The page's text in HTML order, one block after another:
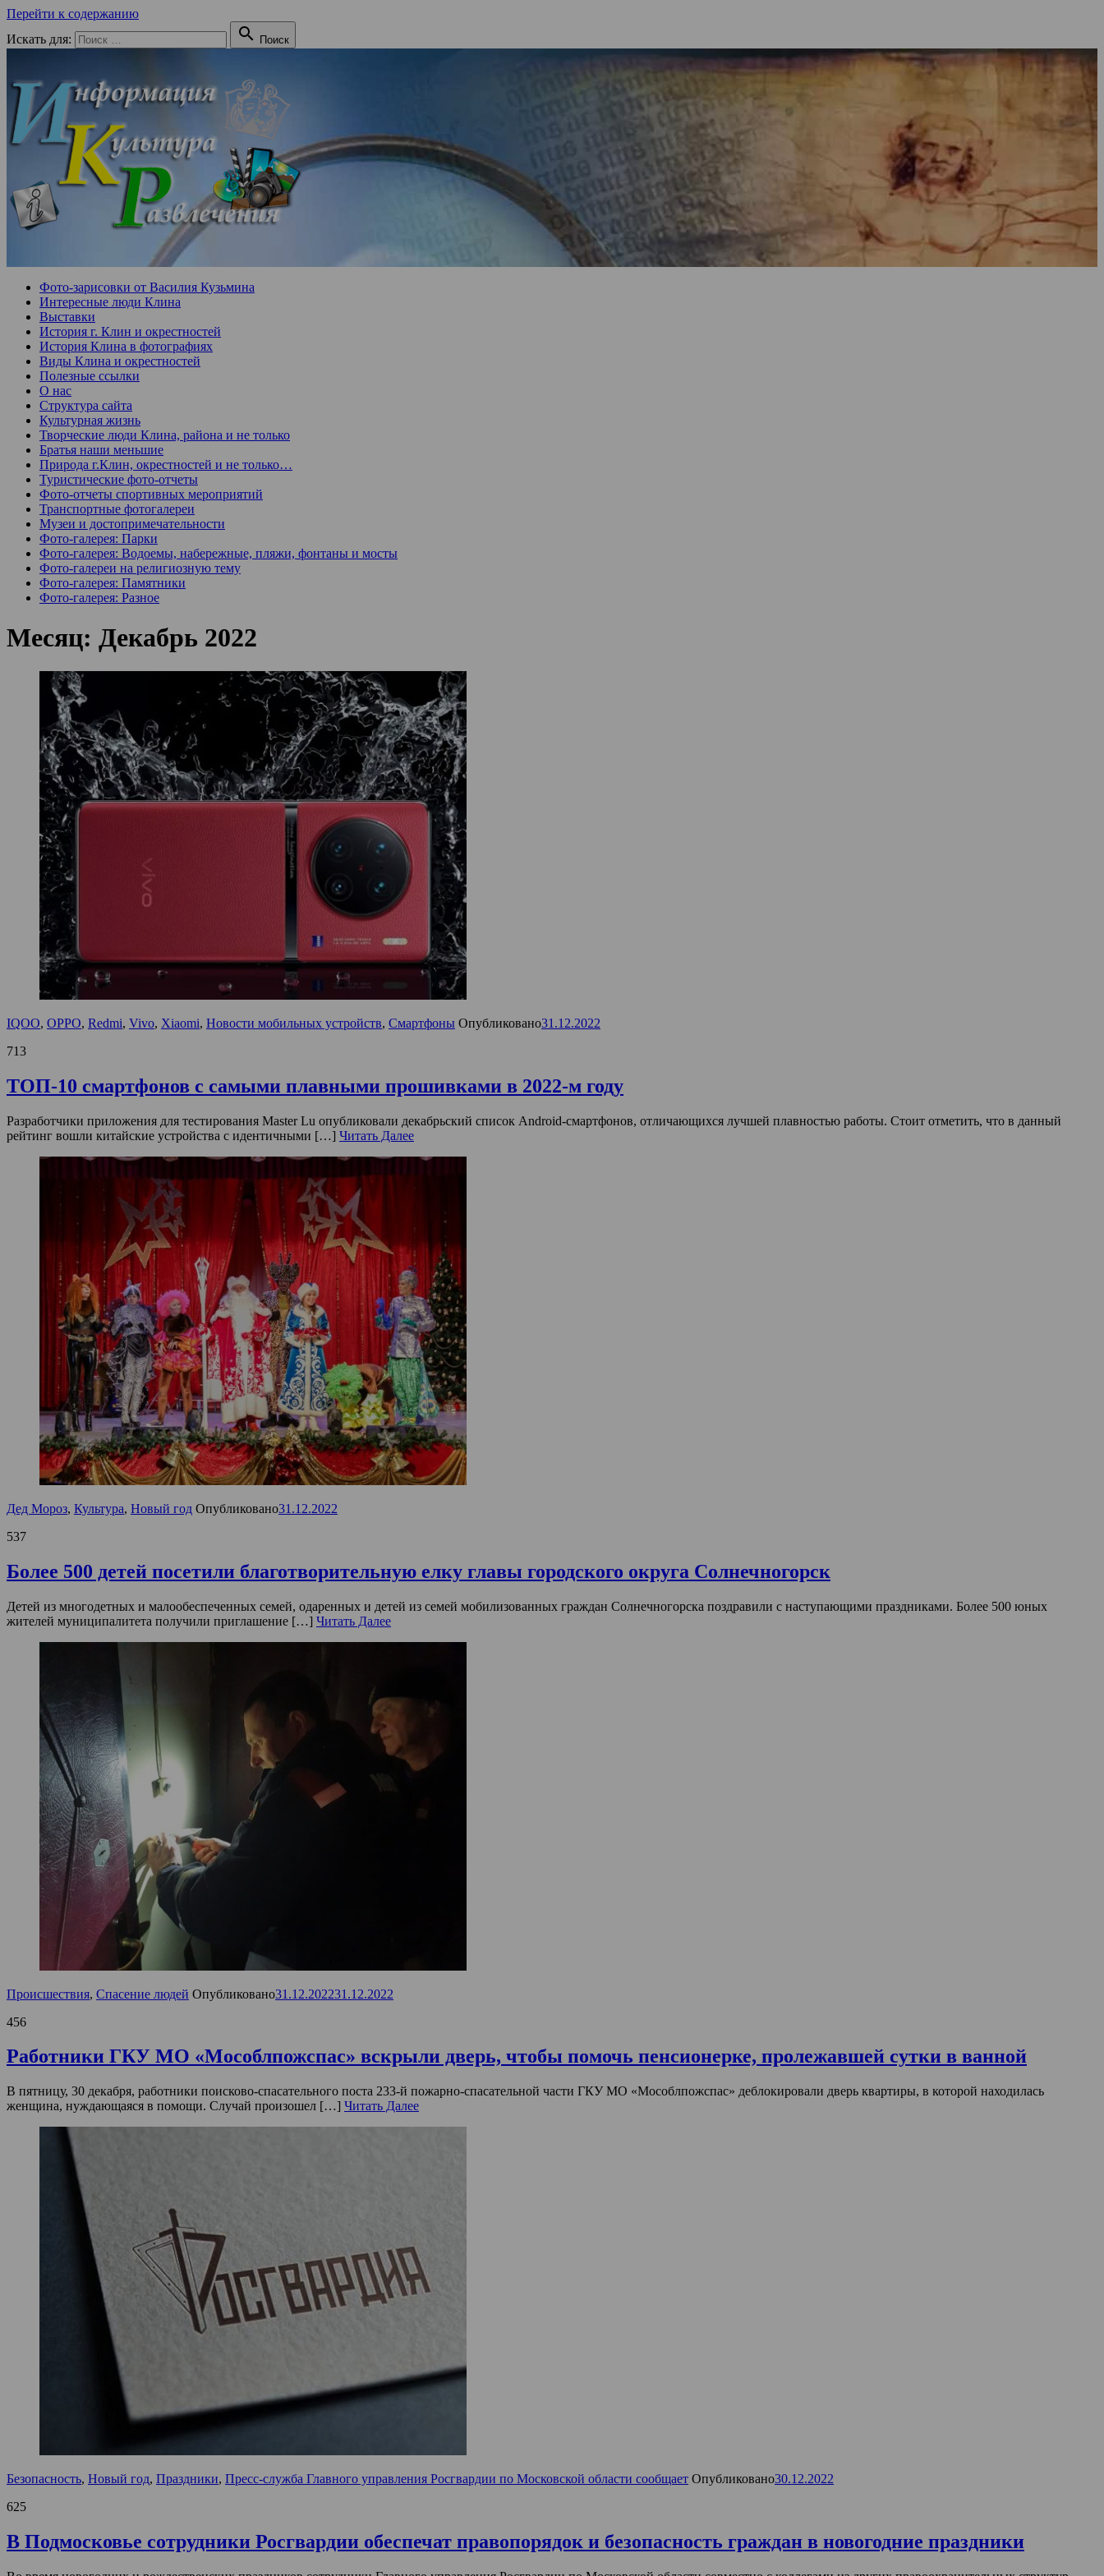
Перейти к содержанию
Искать для:
 Поиск
Фото-зарисовки от Василия Кузьмина
Интересные люди Клина
Выставки
История г. Клин и окрестностей
История Клина в фотографиях
Виды Клина и окрестностей
Полезные ссылки
О нас
Структура сайта
Культурная жизнь
Творческие люди Клина, района и не только
Братья наши меньшие
Природа г.Клин, окрестностей и не только…
Туристические фото-отчеты
Фото-отчеты спортивных мероприятий
Транспортные фотогалереи
Музеи и достопримечательности
Фото-галерея: Парки
Фото-галерея: Водоемы, набережные, пляжи, фонтаны и мосты
Фото-галереи на религиозную тему
Фото-галерея: Памятники
Фото-галерея: Разное
Месяц: Декабрь 2022
IQOO, OPPO, Redmi, Vivo, Xiaomi, Новости мобильных устройств, Смартфоны Опубликовано31.12.2022
713
ТОП-10 смартфонов с самыми плавными прошивками в 2022-м году
Разработчики приложения для тестирования Master Lu опубликовали декабрьский список Android-смартфонов, отличающихся лучшей плавностью работы. Стоит отметить, что в данный
рейтинг вошли китайские устройства с идентичными […] Читать Далее
Дед Мороз, Культура, Новый год Опубликовано31.12.2022
537
Более 500 детей посетили благотворительную елку главы городского округа Солнечногорск
Детей из многодетных и малообеспеченных семей, одаренных и детей из семей мобилизованных граждан Солнечногорска поздравили с наступающими праздниками. Более 500 юных
жителей муниципалитета получили приглашение […] Читать Далее
Происшествия, Спасение людей Опубликовано31.12.202231.12.2022
456
Работники ГКУ МО «Мособлпожспас» вскрыли дверь, чтобы помочь пенсионерке, пролежавшей сутки в ванной
В пятницу, 30 декабря, работники поисково-спасательного поста 233-й пожарно-спасательной части ГКУ МО «Мособлпожспас» деблокировали дверь квартиры, в которой находилась
женщина, нуждающаяся в помощи. Случай произошел […] Читать Далее
Безопасность, Новый год, Праздники, Пресс-служба Главного управления Росгвардии по Московской области сообщает Опубликовано30.12.2022
625
В Подмосковье сотрудники Росгвардии обеспечат правопорядок и безопасность граждан в новогодние праздники